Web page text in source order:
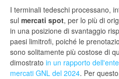
I terminali tedeschi processano,
sul mercati spot, per lo più di
in una posizione di svantaggio
paesi limitrofi, poiché le
sono solitamente più costose di
dimostrato in un rapporto
mercati GNL del 2024. Per